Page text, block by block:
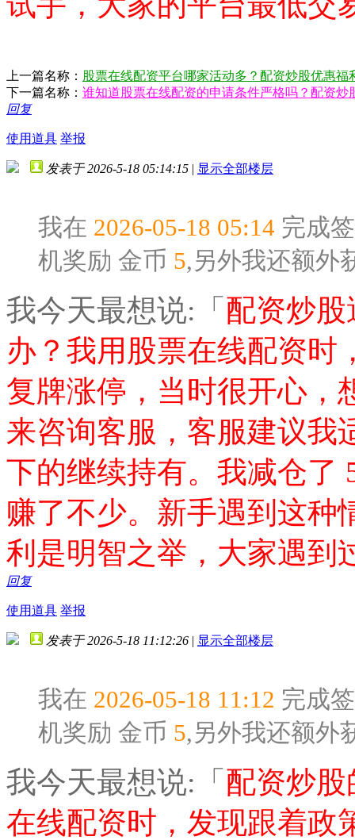
上一篇名称： 股票在线配资平台哪家活动多？配资炒股优惠福
下一篇名称： 谁知道股票在线配资的申请条件严格吗？配资
回复
使用道具 举报
发表于 2026-5-18 05:14:15 | 显示全部楼层
我在 2026-05-18 05:14 完成
机奖励 金币 5,另外我还额外
我今天最想说:「 配资炒
办？我用股票在线配资时
复牌涨停，当时很开心，
来咨询客服，客服建议我
下的继续持有。我减仓了
赚了不少。新手遇到这种
利是明智之举，大家遇到
回复
使用道具 举报
发表于 2026-5-18 11:12:26 | 显示全部楼层
我在 2026-05-18 11:12 完成
机奖励 金币 5,另外我还额外
我今天最想说:「 配资炒
在线配资时，发现跟着政